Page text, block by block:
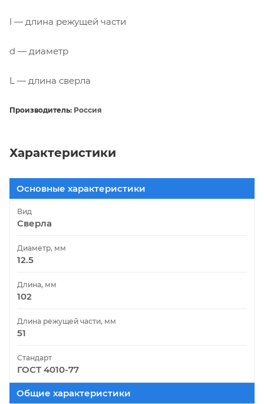
l — длина режущей части
d — диаметр
L — длина сверла
Производитель: Россия
Характеристики
Основные характеристики
Вид
Сверла
Диаметр, мм
12.5
Длина, мм
102
Длина режущей части, мм
51
Стандарт
ГОСТ 4010-77
Общие характеристики